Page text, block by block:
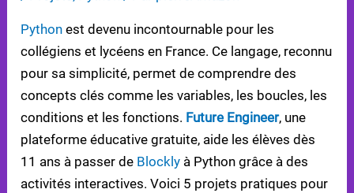
Python est devenu incontournable pour les
collégiens et lycéens en France. Ce langage, reconnu
pour sa simplicité, permet de comprendre des
concepts clés comme les variables, les boucles, les
conditions et les fonctions. Future Engineer, une
plateforme éducative gratuite, aide les élèves dès
11 ans à passer de Blockly à Python grâce à des
activités interactives. Voici 5 projets pratiques pour